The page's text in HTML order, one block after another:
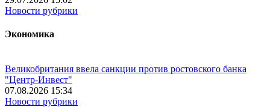
Новости рубрики
Экономика
Великобритания ввела санкции против ростовского банка
"Центр-Инвест"
07.08.2026 15:34
Новости рубрики